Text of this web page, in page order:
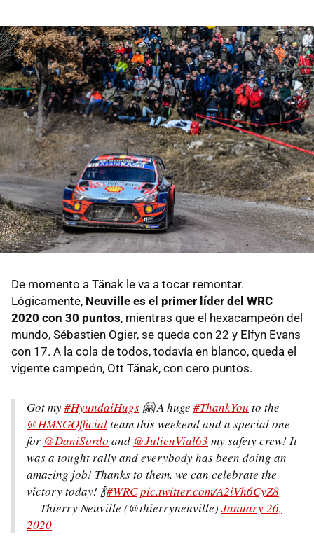
De momento a Tänak le va a tocar remontar.
Lógicamente, Neuville es el primer líder del WRC
2020 con 30 puntos, mientras que el hexacampeón del
mundo, Sébastien Ogier, se queda con 22 y Elfyn Evans
con 17. A la cola de todos, todavía en blanco, queda el
vigente campeón, Ott Tänak, con cero puntos.
Got my#HyundaiHugs 🤗 A huge #ThankYou to the
@HMSGOfficialteam this weekend and a special one
for @DaniSordo and @JulienVial63 my safety crew! It
was a tought rally and everybody has been doing an
amazing job! Thanks to them, we can celebrate the
victory today! 🍾#WRCpic.twitter.com/A2iVh6CyZ8
— Thierry Neuville (@thierryneuville) January 26,
2020